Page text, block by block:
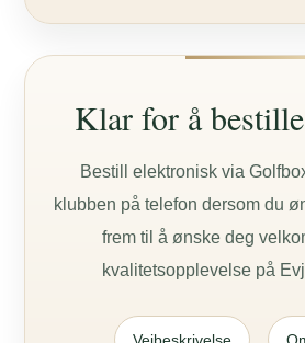
Klar for å
Bestill elektronisk via
klubben på telefon dersom du
frem til å ønske deg
kvalitetsopplevelse på